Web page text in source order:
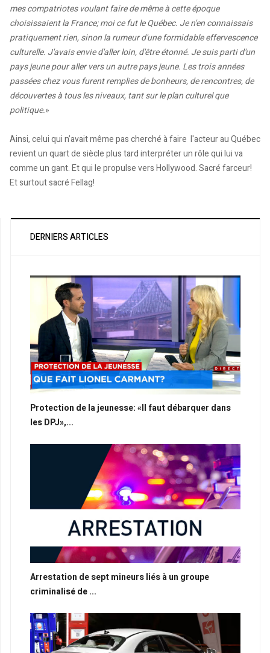
mes compatriotes voulant faire de même à cette époque
choisissaient la France; moi ce fut le Québec. Je n'en connaissais
pratiquement rien, sinon la rumeur d'une formidable effervescence
culturelle. J'avais envie d'aller loin, d'être étonné. Je suis parti d'un
pays jeune pour aller vers un autre pays jeune. Les trois années
passées chez vous furent remplies de bonheurs, de rencontres, de
découvertes à tous les niveaux, tant sur le plan culturel que
politique.»
Ainsi, celui qui n’avait même pas cherché à faire l'acteur au Québec
revient un quart de siècle plus tard interpréter un rôle qui lui va
comme un gant. Et qui le propulse vers Hollywood. Sacré farceur!
Et surtout sacré Fellag!
DERNIERS ARTICLES
Protection de la jeunesse: «Il faut débarquer dans
les DPJ»,...
Arrestation de sept mineurs liés à un groupe
criminalisé de ...